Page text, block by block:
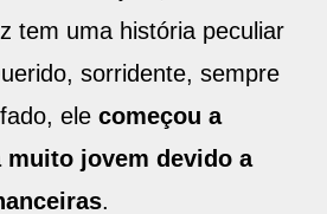
tem uma história peculiar
sorridente, sempre
ele começou a
muito jovem devido a
.